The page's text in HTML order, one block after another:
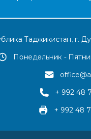
Таджикистан, г.
Понедельник -
+ 992 48
+ 992 48